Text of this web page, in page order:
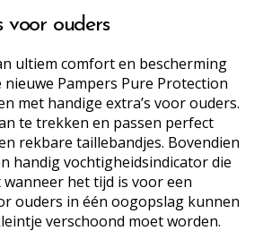
voor ouders
ultiem comfort en bescherming
Pampers Pure Protection
met handige extra’s voor ouders.
te trekken en passen perfect
rekbare taillebandjes. Bovendien
handig vochtigheidsindicator die
het tijd is voor een
ouders in één oogopslag kunnen
verschoond moet worden.